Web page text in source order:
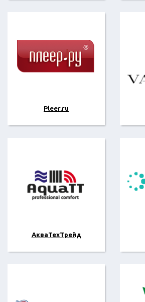
Pleer.ru
АкваТехТрейд